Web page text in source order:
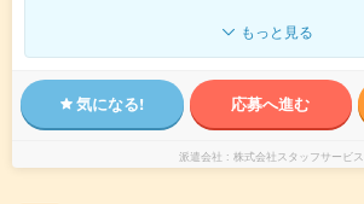
もっと見る
気になる! 応募へ進む
派遣会社 株式会社スタッフサービス